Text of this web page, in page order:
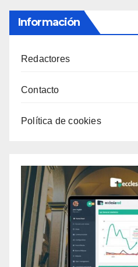
Información
Redactores
Contacto
Política de cookies